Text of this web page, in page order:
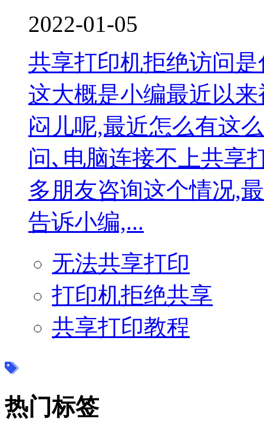
2022-01-05
共享打印机拒绝访问
这大概是小编最近以
闷儿呢,最近怎么有这
问､电脑连接不上共享
多朋友咨询这个情况,
告诉小编,...
无法共享打印
打印机拒绝共享
共享打印教程
热门标签